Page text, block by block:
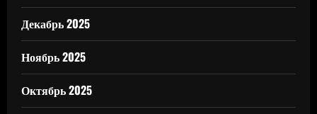
Декабрь 2025
Ноябрь 2025
Октябрь 2025